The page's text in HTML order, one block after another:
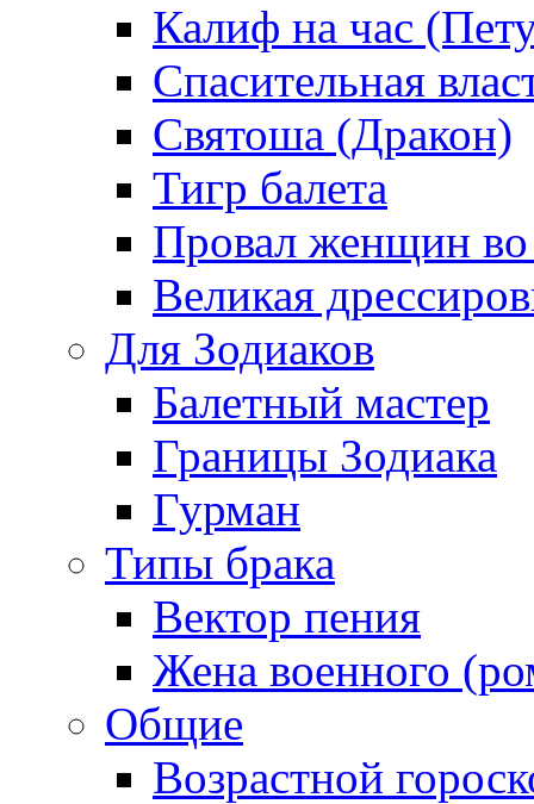
Калиф на час
Спасительная
Святоша (Дракон)
Тигр балета
Провал женщин во
Великая
Для Зодиаков
Балетный мастер
Границы Зодиака
Гурман
Типы брака
Вектор пения
Жена военного
Общие
Возрастной